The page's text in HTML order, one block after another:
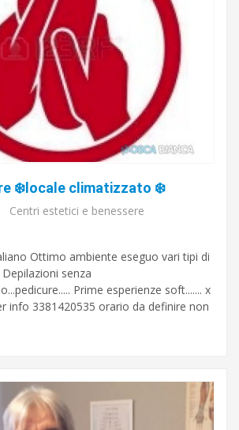
❄️locale climatizzato ❄️
Centri estetici e benessere
Ottimo ambiente eseguo vari tipi di
Depilazioni senza
Prime esperienze soft....... x
info 3381420535 orario da definire non